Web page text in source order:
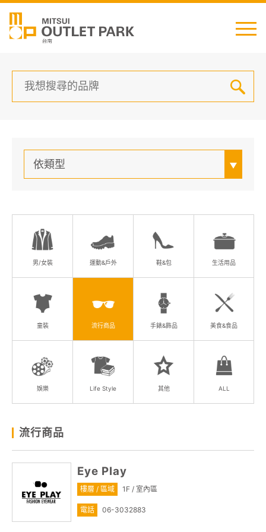
English 日本語 简中 繁中
最新消息
櫃位資訊
顧客服務
關於我們
線上DM
APP會員專區
依類型
男/女裝 運動&戶外 鞋&包 生活用品
童裝 流行商品 手錶&飾品 美食&食品
娛樂 Life Style 其他 ALL
流行商品
Eye Play
樓層 / 區域 1F / 室內區
電話 06-3032883